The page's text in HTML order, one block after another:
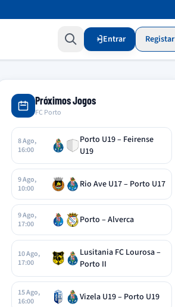
Entrar Registar
Próximos Jogos
FC Porto
8 Ago,
16:00
Porto U19 – Feirense
U19
9 Ago,
10:00
Rio Ave U17 – Porto U17
9 Ago,
17:00
Porto – Alverca
10 Ago,
17:00
Lusitania FC Lourosa –
Porto II
15 Ago,
16:00
Vizela U19 – Porto U19